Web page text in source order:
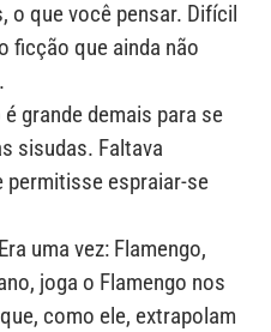
que você pensar. Difícil
ficção que ainda não
grande demais para se
sisudas. Faltava
permitisse espraiar-se
uma vez: Flamengo,
joga o Flamengo nos
como ele, extrapolam